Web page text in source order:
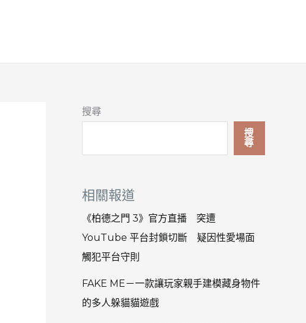
搜尋
搜
尋
相關報道
《柏德之門 3》官方直播 突遭
YouTube 平台封鎖切斷 疑因性愛場面
觸犯平台守則
FAKE ME－一款讓玩家親手建模藏身物件
的多人躲貓貓遊戲